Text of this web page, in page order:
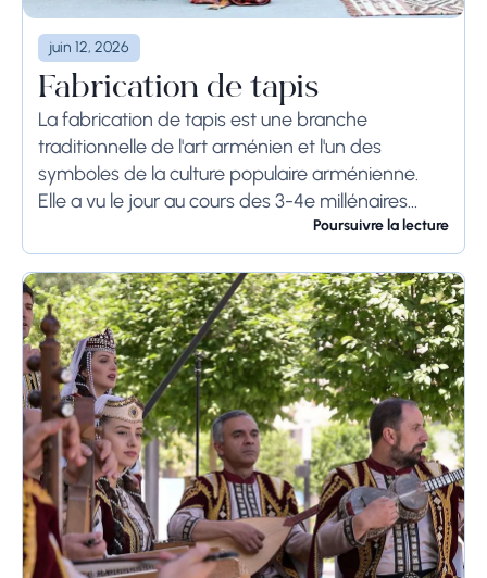
juin 12, 2026
Fabrication de tapis
La fabrication de tapis est une branche
traditionnelle de l'art arménien et l'un des
symboles de la culture populaire arménienne.
Elle a vu le jour au cours des 3-4e millénaires
avant J.-C., comme en témoignent les...Poursuivre la lecture